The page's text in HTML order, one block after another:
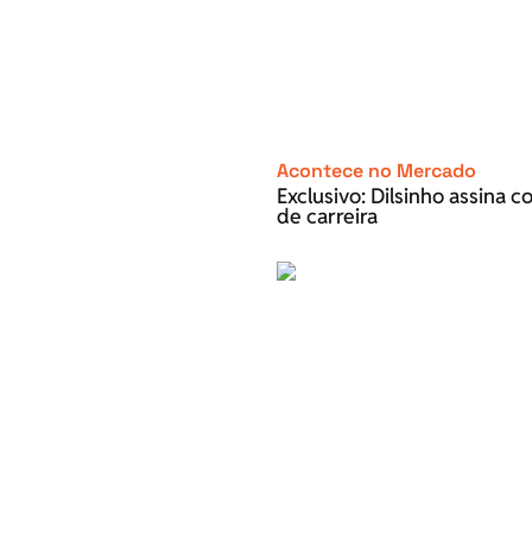
Acontece no Mercado
Exclusivo: Dilsinho assina
de carreira